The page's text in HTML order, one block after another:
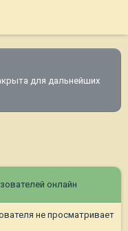
для дальнейших
онлайн
не просматривает